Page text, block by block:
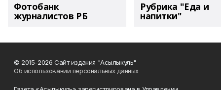
Фотобанк
журналистов РБ
Рубрика "Еда и
напитки"
© 2015-2026 Сайт издания "Асылыкуль"
Об использовании персональных данных